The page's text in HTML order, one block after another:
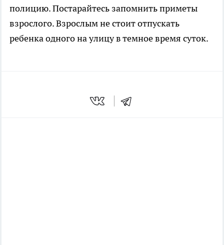
полицию. Постарайтесь запомнить приметы
взрослого. Взрослым не стоит отпускать
ребенка одного на улицу в темное время суток.